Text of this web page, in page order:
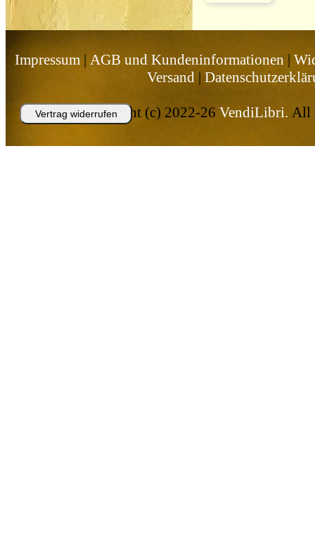
Impressum | AGB und Kundeninformationen |
Versand|
Copyright (c) 2022-26 VendiLibri. All
Vertrag widerrufen